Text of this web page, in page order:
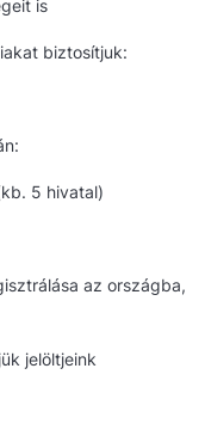
is
biztosítjuk:
5 hivatal)
az országba,
jelöltjeink